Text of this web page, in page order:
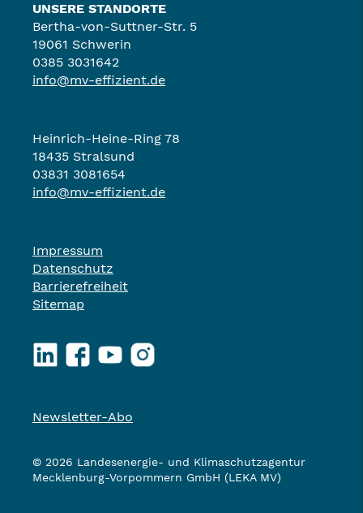
UNSERE STANDORTE
Bertha-von-Suttner-Str. 5
19061 Schwerin
0385 3031642
info@mv-effizient.de
Heinrich-Heine-Ring 78
18435 Stralsund
03831 3081654
info@mv-effizient.de
Impressum
Datenschutz
Barrierefreiheit
Sitemap
LinkedInFacebookYouTubeInstagram
Newsletter-Abo
© 2026 Landesenergie- und Klimaschutzagentur
Mecklenburg-Vorpommern GmbH (LEKA MV)